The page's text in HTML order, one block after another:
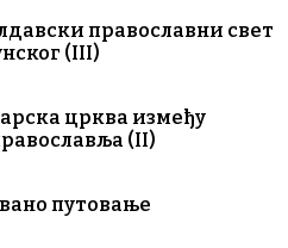
православни свет
(III)
црква између
(II)
путовање